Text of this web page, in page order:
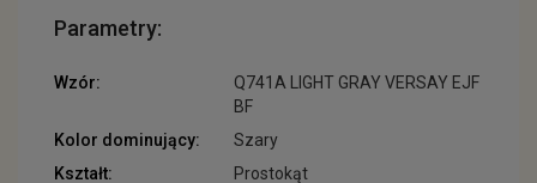
Parametry:
Wzór:
Q741A LIGHT GRAY VERSAY EJF
BF
Kolor dominujący:
Szary
Kształt:
Prostokąt